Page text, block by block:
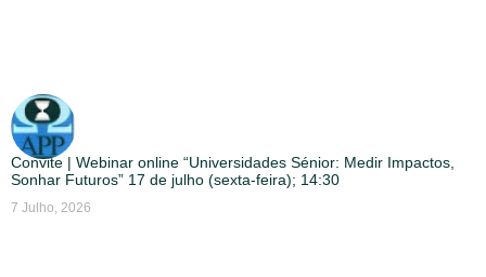
Convite | Webinar online “Universidades Sénior: Medir Impactos,
Sonhar Futuros” 17 de julho (sexta-feira); 14:30
7 Julho, 2026